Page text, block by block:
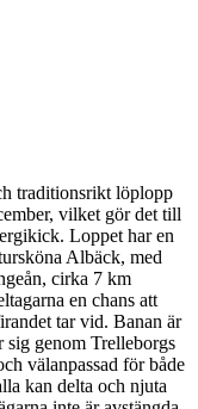
traditionsrikt löplopp
vilket gör det till
Loppet har en
Albäck, med
cirka 7 km
en chans att
tar vid. Banan är
sig genom Trelleborgs
välanpassad för både
kan delta och njuta